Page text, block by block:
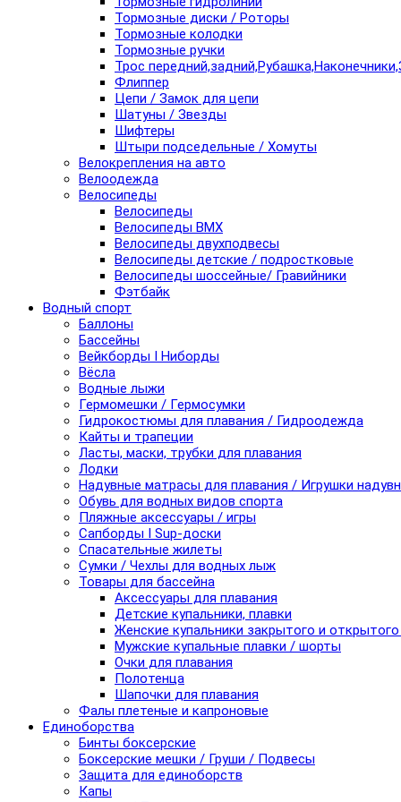
Тормозные диски / Роторы
Тормозные колодки
Тормозные ручки
Трос
Флиппер
Цепи / Замок для цепи
Шатуны / Звезды
Шифтеры
Штыри подседельные / Хомуты
Велокрепления на авто
Велоодежда
Велосипеды
Велосипеды
Велосипеды BMX
Велосипеды двухподвесы
Велосипеды детские / подростковые
Велосипеды шоссейные/ Гравийники
Фэтбайк
Водный спорт
Баллоны
Бассейны
Вейкборды I Ниборды
Вёсла
Водные лыжи
Гермомешки / Гермосумки
Гидрокостюмы для плавания / Гидроодежда
Кайты и трапеции
Ласты, маски, трубки для плавания
Лодки
Надувные матрасы для плавания / Игрушки
Обувь для водных видов спорта
Пляжные аксессуары / игры
Сапборды I Sup-доски
Спасательные жилеты
Сумки / Чехлы для водных лыж
Товары для бассейна
Аксессуары для плавания
Детские купальники, плавки
Женские купальники закрытого и
Мужские купальные плавки / шорты
Очки для плавания
Полотенца
Шапочки для плавания
Фалы плетеные и капроновые
Единоборства
Бинты боксерские
Боксерские мешки / Груши / Подвесы
Защита для единоборств
Капы